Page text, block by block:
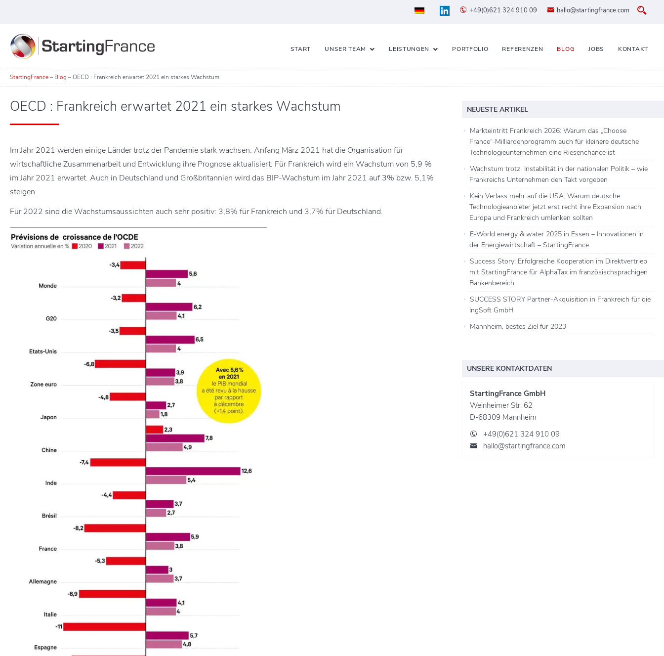
+49(0)621 324 910 09 hallo@startingfrance.com
START UNSER TEAM LEISTUNGEN PORTFOLIO REFERENZEN BLOG JOBS KONTAKT
StartingFrance– Blog –OECD : Frankreich erwartet 2021 ein starkes Wachstum
OECD : Frankreich erwartet 2021 ein starkes Wachstum
Im Jahr 2021 werden einige Länder trotz der Pandemie stark wachsen. Anfang März 2021 hat die Organisation für
wirtschaftliche Zusammenarbeit und Entwicklung ihre Prognose aktualisiert. Für Frankreich wird ein Wachstum von 5,9 %
im Jahr 2021 erwartet. Auch in Deutschland und Großbritannien wird das BIP-Wachstum im Jahr 2021 auf 3% bzw. 5,1%
steigen.
Für 2022 sind die Wachstumsaussichten auch sehr positiv: 3,8% für Frankreich und 3,7% für Deutschland.
NEUESTE ARTIKEL
Markteintritt Frankreich 2026: Warum das „Choose
France“-Milliardenprogramm auch für kleinere deutsche
Technologieunternehmen eine Riesenchance ist
Wachstum trotz Instabilität in der nationalen Politik – wie
Frankreichs Unternehmen den Takt vorgeben
Kein Verlass mehr auf die USA. Warum deutsche
Technologieanbieter jetzt erst recht ihre Expansion nach
Europa und Frankreich umlenken sollten
E-World energy & water 2025 in Essen – Innovationen in
der Energiewirtschaft – StartingFrance
Success Story: Erfolgreiche Kooperation im Direktvertrieb
mit StartingFrance für AlphaTax im französischsprachigen
Bankenbereich
SUCCESS STORY Partner-Akquisition in Frankreich für die
IngSoft GmbH
Mannheim, bestes Ziel für 2023
UNSERE KONTAKTDATEN
StartingFrance GmbH
Weinheimer Str. 62
D-68309 Mannheim
+49(0)621 324 910 09
hallo@startingfrance.com